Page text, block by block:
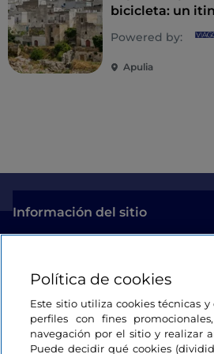
bicicleta: un
de Gravina a
Powered by:
Apulia
Información del sitio
Acceso
Estamos en contacto
Política de cookies
Este sitio utiliza cookies técnicas
perfiles con fines
navegación por el sitio y realizar
Puede decidir qué cookies